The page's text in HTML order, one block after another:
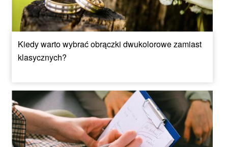
Kiedy warto wybrać obrączki dwukolorowe zamiast
klasycznych?